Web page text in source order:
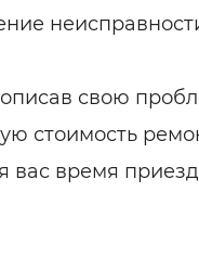
свою
стоимость
вас время